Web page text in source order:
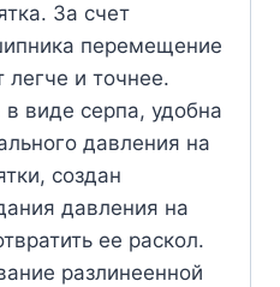
За счет
перемещение
легче и точнее.
виде серпа, удобна
давления на
создан
давления на
ее раскол.
разлинеенной